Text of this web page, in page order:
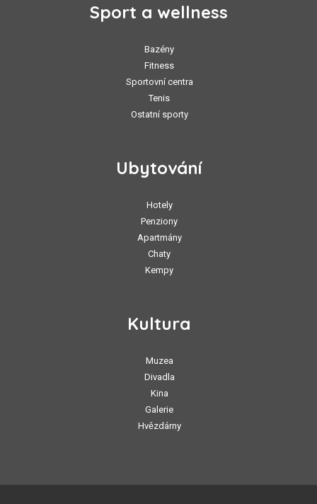
Sport a wellness
Bazény
Fitness
Sportovní centra
Tenis
Ostatní sporty
Ubytování
Hotely
Penziony
Apartmány
Chaty
Kempy
Kultura
Muzea
Divadla
Kina
Galerie
Hvězdárny